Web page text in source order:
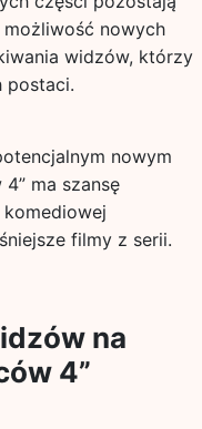
możliwość nowych
widzów, którzy
postaci.
nowym
ma szansę
filmy z serii.
na
4”